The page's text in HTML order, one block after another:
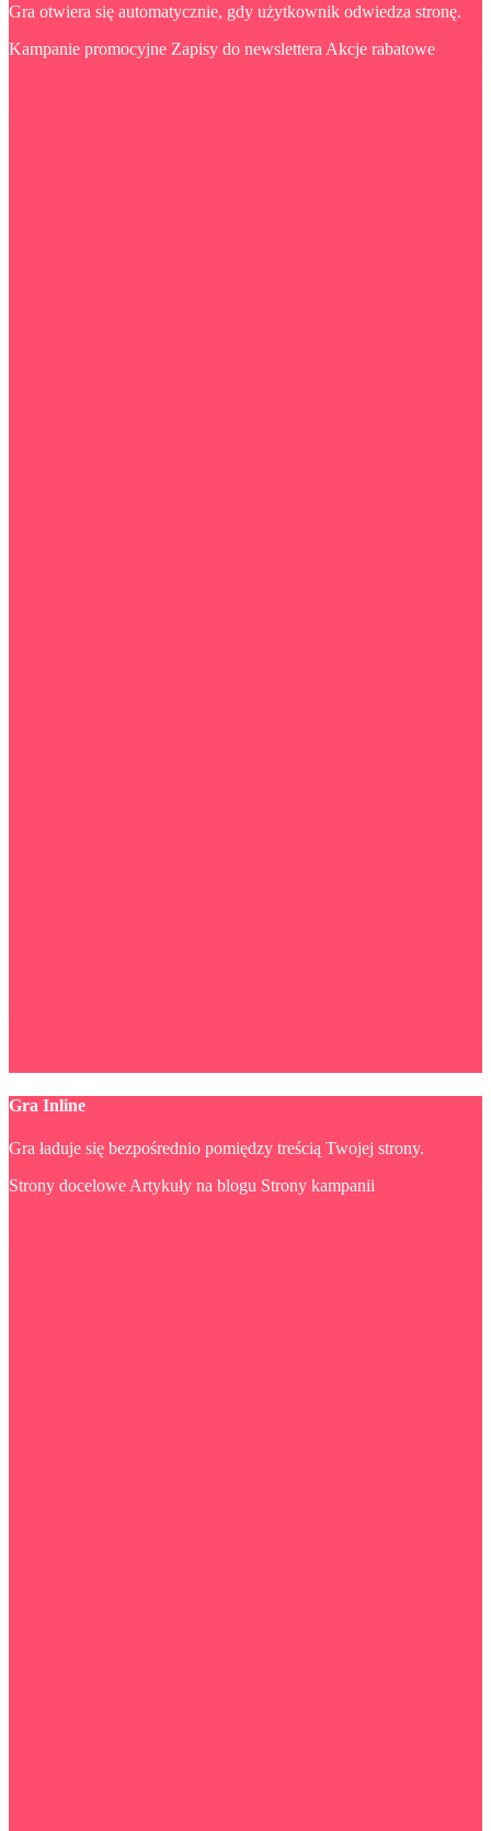
Gra otwiera się automatycznie, gdy użytkownik odwiedza stronę.
Kampanie promocyjne Zapisy do newslettera Akcje rabatowe
Gra Inline
Gra ładuje się bezpośrednio pomiędzy treścią Twojej strony.
Strony doceloweArtykuły na blogu Strony kampanii